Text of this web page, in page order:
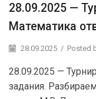
28.09.2025 —
Математика
28.09.2025 / Posted
28.09.2025 —
задания.